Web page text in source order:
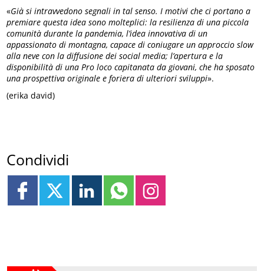
«Già si intravvedono segnali in tal senso. I motivi che ci portano a
premiare questa idea sono molteplici: la resilienza di una piccola
comunità durante la pandemia, l’idea innovativa di un
appassionato di montagna, capace di coniugare un approccio slow
alla neve con la diffusione dei social media; l’apertura e la
disponibilità di una Pro loco capitanata da giovani, che ha sposato
una prospettiva originale e foriera di ulteriori sviluppi».
(erika david)
Condividi